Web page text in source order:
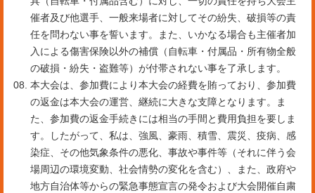
催者及び他選手、一般来場者に対してその紛失、破損等の責
任を問わない事を誓います。また、いかなる場合も主催者加
入による傷害保険以外の補償（自転車・付属品・所有物全般
の破損・紛失・盗難等）が付帯されない事を了承します。
本大会は、参加費により本大会の経費を賄っており、参加費
の返金は本大会の運営、継続に大きな支障となります。ま
た、参加費の返金手続きには相当の手間と費用負担を要しま
す。したがって、私は、強風、豪雨、積雪、震災、疫病、感
染症、その他気象条件の悪化、事故や事件等（それに伴う会
場周辺の環境変動、社会情勢の変化を含む）、また、政府や
地方自治体等からの緊急事態宣言の発令および大会開催自粛